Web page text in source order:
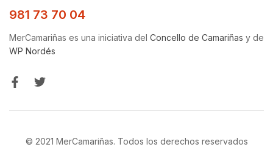
981 73 70 04
MerCamariñas es una iniciativa del Concello de Camariñas y de
WP Nordés
© 2021 MerCamariñas. Todos los derechos reservados